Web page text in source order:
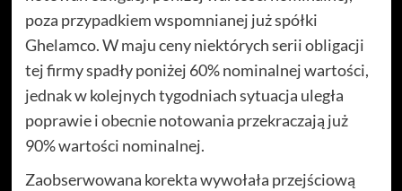
poza przypadkiem wspomnianej już spółki
Ghelamco. W maju ceny niektórych serii obligacji
tej firmy spadły poniżej 60% nominalnej wartości,
jednak w kolejnych tygodniach sytuacja uległa
poprawie i obecnie notowania przekraczają już
90% wartości nominalnej.
Zaobserwowana korekta wywołała przejściową